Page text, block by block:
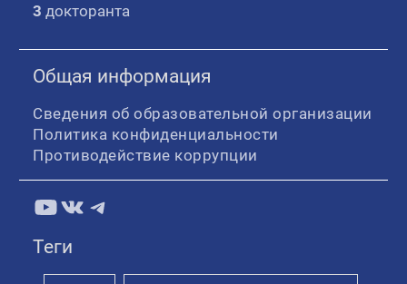
3 докторанта
Общая информация
Сведения об образовательной организации
Политика конфиденциальности
Противодействие коррупции
YouTube
ВКонтакте
Telegram
Теги